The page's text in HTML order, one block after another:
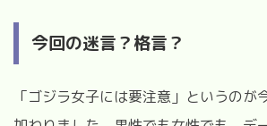
今回の迷言？格言？
「ゴジラ女子には要注意」というのが